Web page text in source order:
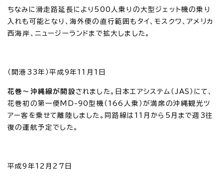
ちなみに滑走路延長により500人乗りの大型ジェット機の乗り
入れも可能となり、海外便の直行範囲もタイ、モスクワ、アメリカ
西海岸、ニュージーランドまで拡大しました。
（開港33年）平成9年11月1日
花巻～沖縄線が開設されました。日本エアシステム（JAS）にて、
花巻初の第一便MD-90型機（166人乗）が満席の沖縄観光ツ
アー客を乗せて離陸しました。同路線は11月から5月まで週3往
復の運航予定でした。
平成9年12月27日